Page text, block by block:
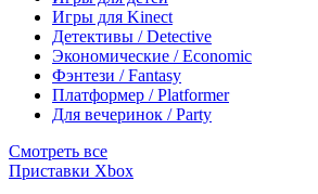
Игры для Kinect
Детективы / Detective
Экономические / Economic
Фэнтези / Fantasy
Платформер / Platformer
Для вечеринок / Party
Смотреть все
Приставки Xbox